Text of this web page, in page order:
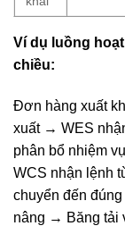
Ví dụ luồng
chiều:
Đơn hàng xuất
xuất → WES
phân bổ nhiệm
WCS nhận lệnh
chuyển đến
nâng → Băng tải